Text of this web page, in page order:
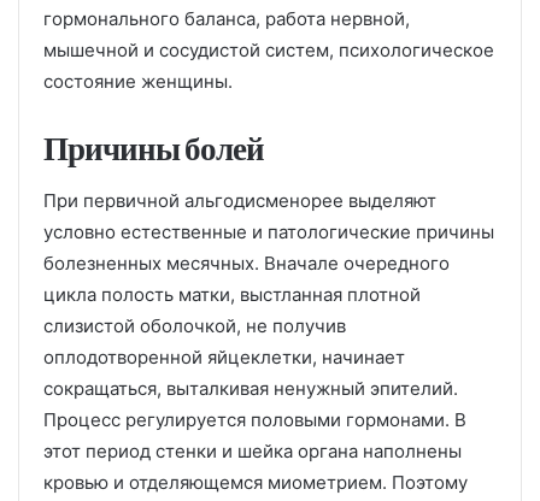
гормонального баланса, работа нервной,
мышечной и сосудистой систем, психологическое
состояние женщины.
Причины болей
При первичной альгодисменорее выделяют
условно естественные и патологические причины
болезненных месячных. Вначале очередного
цикла полость матки, выстланная плотной
слизистой оболочкой, не получив
оплодотворенной яйцеклетки, начинает
сокращаться, выталкивая ненужный эпителий.
Процесс регулируется половыми гормонами. В
этот период стенки и шейка органа наполнены
кровью и отделяющемся миометрием. Поэтому